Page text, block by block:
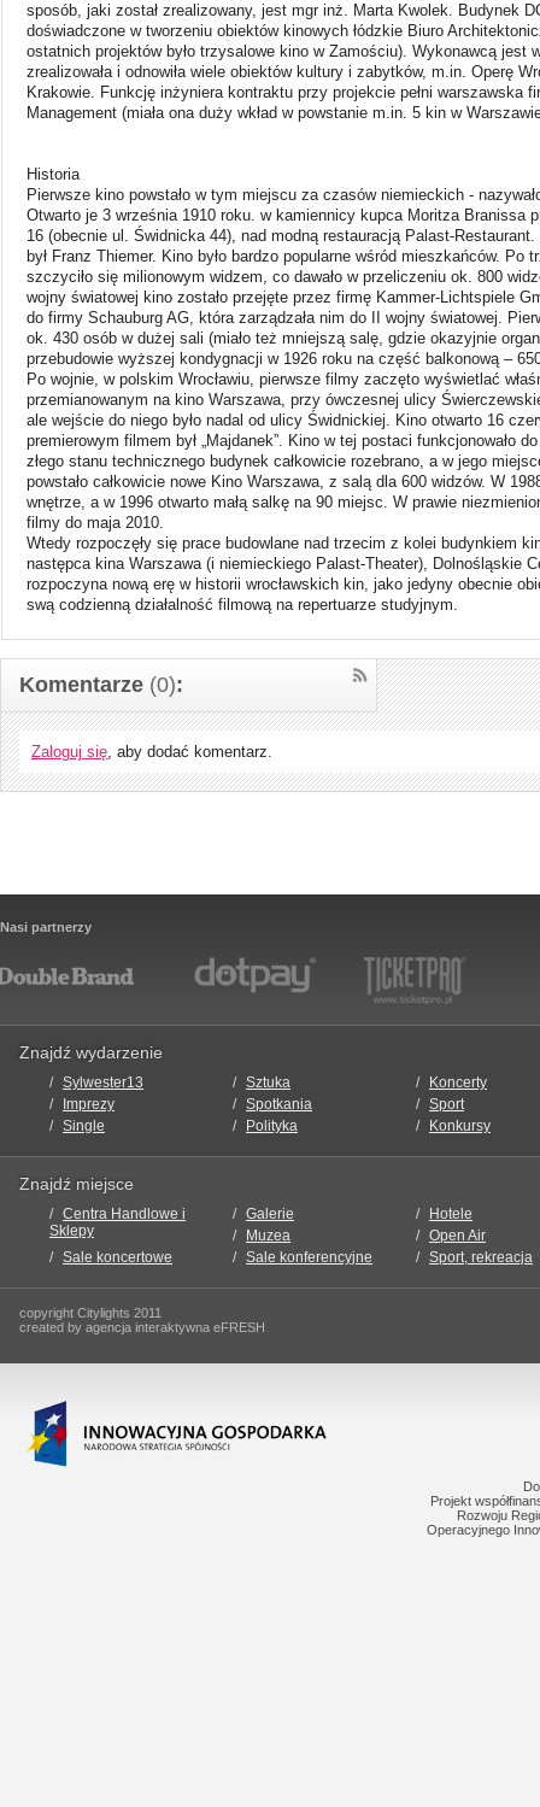
sposób, jaki został zrealizowany, jest mgr inż. Marta Kwolek. Budynek
doświadczone w tworzeniu obiektów kinowych łódzkie Biuro
ostatnich projektów było trzysalowe kino w Zamościu). Wykonawcą jest
zrealizowała i odnowiła wiele obiektów kultury i zabytków, m.in. Operę
Krakowie. Funkcję inżyniera kontraktu przy projekcie pełni warszawska
Management (miała ona duży wkład w powstanie m.in. 5 kin w
Historia
Pierwsze kino powstało w tym miejscu za czasów niemieckich -
Otwarto je 3 września 1910 roku. w kamiennicy kupca Moritza Branissa
16 (obecnie ul. Świdnicka 44), nad modną restauracją Palast-
był Franz Thiemer. Kino było bardzo popularne wśród mieszkańców. Po
szczyciło się milionowym widzem, co dawało w przeliczeniu ok. 800
wojny światowej kino zostało przejęte przez firmę Kammer-Lichtspiele
do firmy Schauburg AG, która zarządzała nim do II wojny światowej.
ok. 430 osób w dużej sali (miało też mniejszą salę, gdzie okazyjnie
przebudowie wyższej kondygnacji w 1926 roku na część balkonową –
Po wojnie, w polskim Wrocławiu, pierwsze filmy zaczęto wyświetlać
przemianowanym na kino Warszawa, przy ówczesnej ulicy
ale wejście do niego było nadal od ulicy Świdnickiej. Kino otwarto 16
premierowym filmem był „Majdanek”. Kino w tej postaci funkcjonowało
złego stanu technicznego budynek całkowicie rozebrano, a w jego
powstało całkowicie nowe Kino Warszawa, z salą dla 600 widzów. W
wnętrze, a w 1996 otwarto małą salkę na 90 miejsc. W prawie
filmy do maja 2010.
Wtedy rozpoczęły się prace budowlane nad trzecim z kolei budynkiem
następca kina Warszawa (i niemieckiego Palast-Theater), Dolnośląskie
rozpoczyna nową erę w historii wrocławskich kin, jako jedyny obecnie
swą codzienną działalność filmową na repertuarze studyjnym.
Komentarze (0):
Zaloguj się, aby dodać komentarz.
Nasi partnerzy
Znajdź wydarzenie
Sylwester13 Sztuka
Koncerty
Imprezy
Spotkania
Sport
Single
Polityka Konkursy
Znajdź miejsce
Centra Handlowe i
Sklepy
Galerie
Hotele
Muzea
Open Air
Sale koncertowe
Sale konferencyjne Sport, rekreacja
copyright Citylights 2011
created by agencja interaktywna eFRESH
Projekt
Rozwoju
Operacyjnego